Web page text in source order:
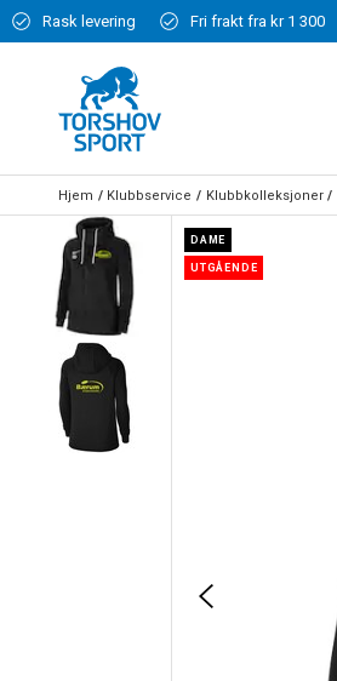
Rask levering Fri frakt fra kr 1 300
Hjem Klubbservice Klubbkolleksjoner
DAME
UTGÅENDE